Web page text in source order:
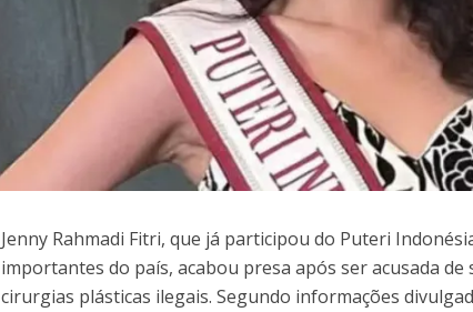
Jenny Rahmadi Fitri, que já participou do Puteri
importantes do país, acabou presa após ser acusada
cirurgias plásticas ilegais. Segundo informações